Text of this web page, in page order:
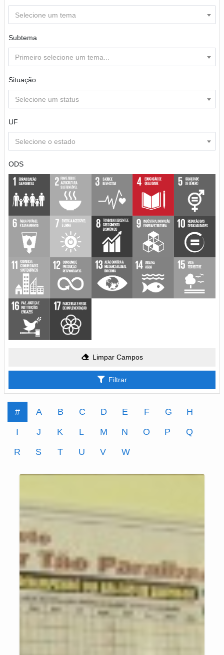
Selecione um tema
Subtema
Primeiro selecione um tema...
Situação
Selecione um status
UF
Selecione o estado
ODS
Limpar Campos
Filtrar
# A B C D E F G
H
I
J K L M N O P
Q
R
S T U V W